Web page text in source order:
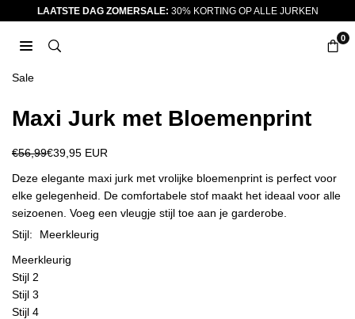
naar
inhoud
LAATSTE DAG ZOMERSALE: 30% KORTING OP ALLE JURKEN
0
Sale
Maxi Jurk met Bloemenprint
Reguliere
prijs
€56,99€39,95 EUR
Deze elegante maxi jurk met vrolijke bloemenprint is perfect voor
elke gelegenheid. De comfortabele stof maakt het ideaal voor alle
seizoenen. Voeg een vleugje stijl toe aan je garderobe.
Stijl:
Meerkleurig
Meerkleurig
Stijl 2
Stijl 3
Stijl 4